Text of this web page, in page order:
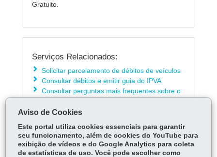
Gratuito.
Serviços Relacionados:
Solicitar parcelamento de débitos de veículos
Consultar débitos e emitir guia do IPVA
Consultar perguntas mais frequentes sobre o
ÓRGÃO RESPONSÁVEL
PERGUNTAS FREQUENTES
Aviso de Cookies
Este portal utiliza cookies essenciais para garantir
seu funcionamento, além de cookies do YouTube para
exibição de vídeos e do Google Analytics para coleta
de estatísticas de uso. Você pode escolher como